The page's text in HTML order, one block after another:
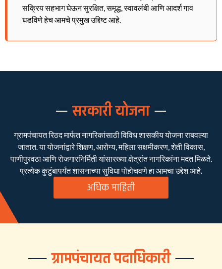
सक्रिय सहभाग घेऊन सुरक्षित, समृद्ध, स्वावलंबी आणि आदर्श गाव
घडविणे हेच आमचे प्रमुख उद्दिष्ट आहे.
सरकारी योजना
ग्रामपंचायत रिठद मार्फत नागरिकांसाठी विविध शासकीय योजना राबवल्या
जातात. या योजनांद्वारे शिक्षण, आरोग्य, महिला सक्षमीकरण, शेती विकास,
पाणीपुरवठा आणि रोजगारनिर्मिती यांसारख्या क्षेत्रांत नागरिकांना मदत मिळते.
प्रत्येक कुटुंबापर्यंत शासनाच्या सुविधा पोहोचवणे हा आमचा उद्देश आहे.
अधिक माहिती
ग्रामपंचायत पदाधिकारी